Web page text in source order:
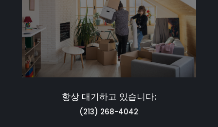
항상 대기하고 있습니다:
(213) 268-4042